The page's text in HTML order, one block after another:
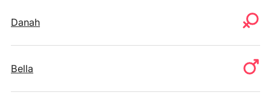
Danah
Bella